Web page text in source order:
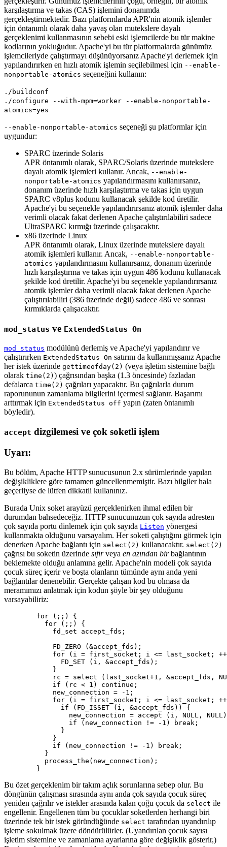
karşılaştırma ve takas (CAS) işlemini donanımda
gerçekleştirmektedir. Bazı platformlarda APR'nin atomik işlemler
için öntanımlı olarak daha yavaş olan mutekslere dayalı
gerçeklenimi kullanmasının sebebi eski işlemcilerde bu tür makine
kodlarının yokluğudur. Apache'yi bu tür platformalarda günümüz
işlemcileriyde çalıştırmayı düşünüyorsanız Apache'yi derlemek için
yapılandırırken en hızlı atomik işlemin seçilebilmesi için --enable-
nonportable-atomics seçeneğini kullanın:
./buildconf
./configure --with-mpm=worker --enable-nonportable-
atomics=yes
--enable-nonportable-atomics seçeneği şu platformlar için
uygundur:
SPARC üzerinde Solaris
APR öntanımlı olarak, SPARC/Solaris üzerinde mutekslere
dayalı atomik işlemleri kullanır. Ancak, --enable-
nonportable-atomics yapılandırmasını kullanırsanız,
donanım üzerinde hızlı karşılaştırma ve takas için uygun
SPARC v8plus kodunu kullanacak şekilde kod üretilir.
Apache'yi bu seçenekle yapılandırırsanız atomik işlemler daha
verimli olacak fakat derlenen Apache çalıştırılabiliri sadece
UltraSPARC kırmığı üzerinde çalışacaktır.
x86 üzerinde Linux
APR öntanımlı olarak, Linux üzerinde mutekslere dayalı
atomik işlemleri kullanır. Ancak, --enable-nonportable-
atomics yapılandırmasını kullanırsanız, donanım üzerinde
hızlı karşılaştırma ve takas için uygun 486 kodunu kullanacak
şekilde kod üretilir. Apache'yi bu seçenekle yapılandırırsanız
atomik işlemler daha verimli olacak fakat derlenen Apache
çalıştırılabiliri (386 üzerinde değil) sadece 486 ve sonrası
kırmıklarda çalışacaktır.
mod_status ve ExtendedStatus On
mod_status modülünü derlemiş ve Apache'yi yapılandırır ve
çalıştırırken ExtendedStatus On satırını da kullanmışsanız Apache
her istek üzerinde gettimeofday(2) (veya işletim sistemine bağlı
olarak time(2) ) çağrısından başka (1.3 öncesinde) fazladan
defalarca time(2) çağrıları yapacaktır. Bu çağrılarla durum
raporununun zamanlama bilgilerini içermesi sağlanır. Başarımı
arttırmak için ExtendedStatus off yapın (zaten öntanımlı
böyledir).
accept dizgilemesi ve çok soketli işlem
Uyarı:
Bu bölüm, Apache HTTP sunucusunun 2.x sürümlerinde yapılan
değişikliklere göre tamamen güncellenmemiştir. Bazı bilgiler hala
geçerliyse de lütfen dikkatli kullanınız.
Burada Unix soket arayüzü gerçeklenirken ihmal edilen bir
durumdan bahsedeceğiz. HTTP sunucunuzun çok sayıda adresten
çok sayıda portu dinlemek için çok sayıda Listen yönergesi
kullanmakta olduğunu varsayalım. Her soketi çalıştığını görmek için
denerken Apache bağlantı için select(2) kullanacaktır. select(2)
çağrısı bu soketin üzerinde sıfırveya en azından birbağlantının
beklemekte olduğu anlamına gelir. Apache'nin modeli çok sayıda
çocuk süreç içerir ve boşta olanların tümünde aynı anda yeni
bağlantılar denenebilir. Gerçekte çalışan kod bu olmasa da
meramımızı anlatmak için kodun şöyle bir şey olduğunu
varsayabiliriz:
        for (;;) {
          for (;;) {
            fd_set accept_fds;
            FD_ZERO (&accept_fds);
for (i = first_socket; i <= last_socket;
              FD_SET (i, &accept_fds);
            }
rc = select (last_socket+1, &accept_fds,
            if (rc < 1) continue;
            new_connection = -1;
for (i = first_socket; i <= last_socket;
              if (FD_ISSET (i, &accept_fds)) {
new_connection = accept (i, NULL,
                if (new_connection != -1) break;
              }
            }
            if (new_connection != -1) break;
          }
          process_the(new_connection);
        }
Bu özet gerçeklenim bir takım açlık sorunlarına sebep olur. Bu
döngünün çalışması sırasında aynı anda çok sayıda çocuk süreç
yeniden çağrılır ve istekler arasında kalan çoğu çocuk da select ile
engellenir. Engellenen tüm bu çocuklar soketlerden herhangi biri
üzerinde tek bir istek göründüğünde select tarafından uyandırılıp
işleme sokulmak üzere döndürülürler. (Uyandırılan çocuk sayısı
işletim sistemine ve zamanlama ayarlarına göre değişiklik gösterir,)